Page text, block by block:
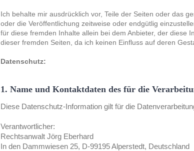
Ich behalte mir ausdrücklich vor, Teile der Seiten oder das
oder die Veröffentlichung zeitweise oder endgütlig
für diese fremden Inhalte allein bei dem Anbieter, der diese
dieser fremden Seiten, da ich keinen Einfluss auf deren
Datenschutz:
1. Name und Kontaktdaten des für die
Diese Datenschutz-Information gilt für die
Verantwortlicher:
Rechtsanwalt Jörg Eberhard
In den Dammwiesen 25, D-99195 Alperstedt, Deutschland